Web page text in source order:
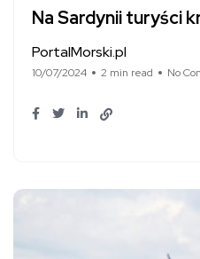
Na Sardynii turyści
PortalMorski.pl
10/07/2024 2 min read No